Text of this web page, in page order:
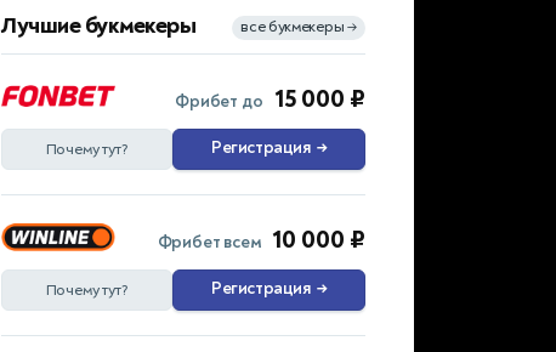
Лучшие букмекеры все букмекеры →
Фрибет до 15 000 ₽
Почему тут? Регистрация →
Фрибет всем 10 000 ₽
Почему тут? Регистрация →